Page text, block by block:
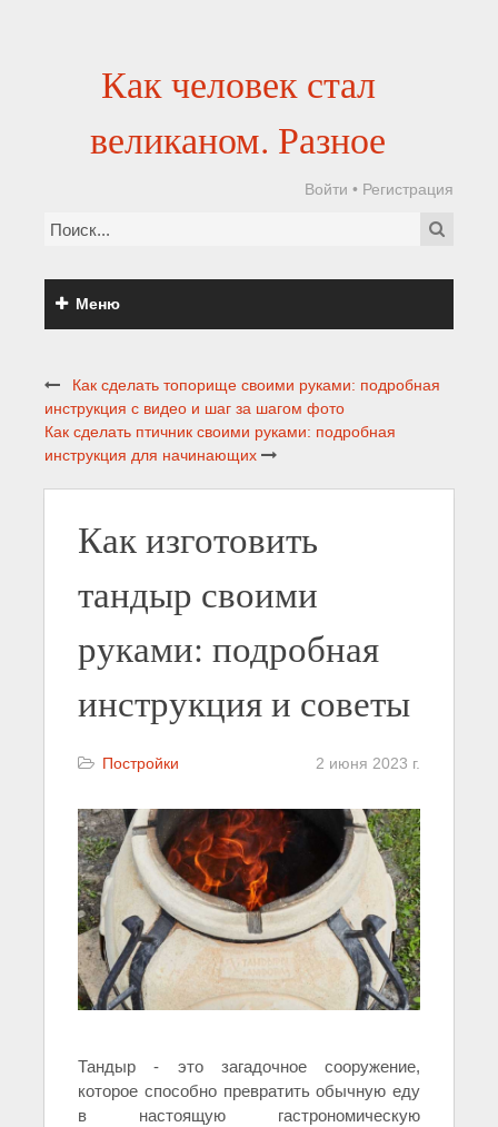
Как человек стал
великаном. Разное
Войти • Регистрация
Меню
Как сделать топорище своими руками: подробная
инструкция с видео и шаг за шагом фото
Как сделать птичник своими руками: подробная
инструкция для начинающих
Как изготовить
тандыр своими
руками: подробная
инструкция и советы
Постройки 2 июня 2023 г.
Тандыр - это загадочное сооружение,
которое способно превратить обычную еду
в настоящую гастрономическую